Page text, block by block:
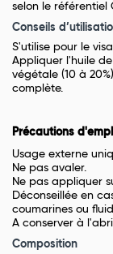
selon le référentiel
Conseils
S'utilise pour le
Appliquer l'huile
végétale (10 à
complète.
Précautions
Usage externe
Ne pas avaler.
Ne pas appliquer
Déconseillée en
coumarines ou
A conserver à
Composition